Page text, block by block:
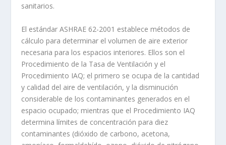
sanitarios.
El estándar ASHRAE 62-2001 establece métodos de
cálculo para determinar el volumen de aire exterior
necesaria para los espacios interiores. Ellos son el
Procedimiento de la Tasa de Ventilación y el
Procedimiento IAQ; el primero se ocupa de la cantidad
y calidad del aire de ventilación, y la disminución
considerable de los contaminantes generados en el
espacio ocupado; mientras que el Procedimiento IAQ
determina límites de concentración para diez
contaminantes (dióxido de carbono, acetona,